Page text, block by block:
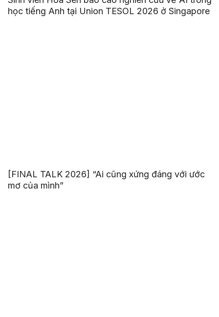
học tiếng Anh tại Union TESOL 2026 ở Singapore
[FINAL TALK 2026] “Ai cũng xứng đáng với ước
mơ của mình”